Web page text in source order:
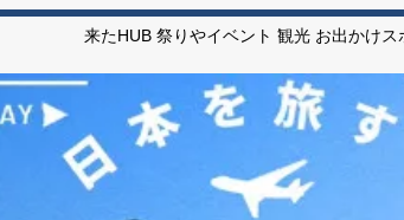
来たHUB 祭りやイベント 観光 お出かけス